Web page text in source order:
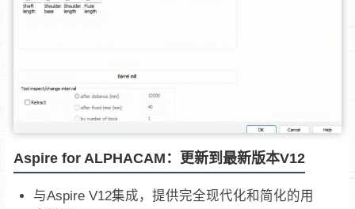
Aspire for ALPHACAM：更新到最新版本V12
与Aspire V12集成，提供完全现代化和简化的用